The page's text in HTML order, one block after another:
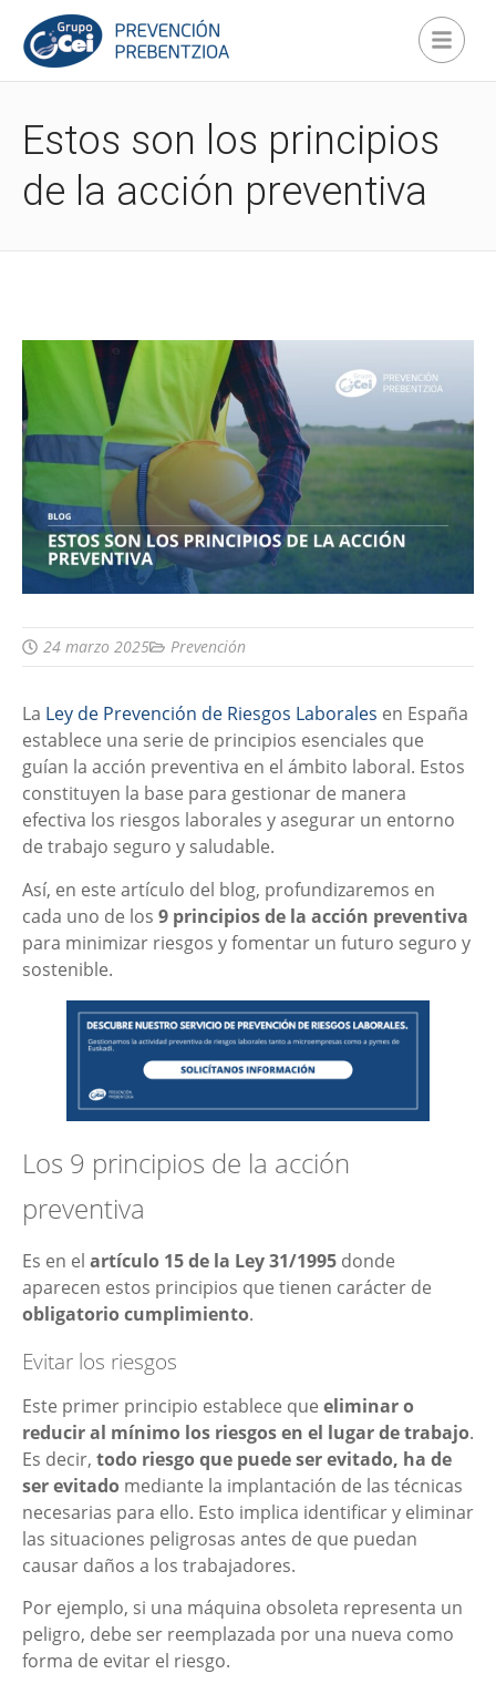
Estos son los principios
de la acción preventiva
24 marzo 2025 Prevención
La Ley de Prevención de Riesgos Laborales en España
establece una serie de principios esenciales que
guían la acción preventiva en el ámbito laboral. Estos
constituyen la base para gestionar de manera
efectiva los riesgos laborales y asegurar un entorno
de trabajo seguro y saludable.
Así, en este artículo del blog, profundizaremos en
cada uno de los 9 principios de la acción preventiva
para minimizar riesgos y fomentar un futuro seguro y
sostenible.
Los 9 principios de la acción
preventiva
Es en el artículo 15 de la Ley 31/1995 donde
aparecen estos principios que tienen carácter de
obligatorio cumplimiento.
Evitar los riesgos
Este primer principio establece que eliminar o
reducir al mínimo los riesgos en el lugar de trabajo.
Es decir, todo riesgo que puede ser evitado, ha de
ser evitado mediante la implantación de las técnicas
necesarias para ello. Esto implica identificar y eliminar
las situaciones peligrosas antes de que puedan
causar daños a los trabajadores.
Por ejemplo, si una máquina obsoleta representa un
peligro, debe ser reemplazada por una nueva como
forma de evitar el riesgo.